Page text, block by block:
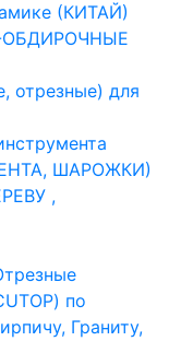
(КИТАЙ)
для
ШАРОЖКИ)
,
по
Граниту,